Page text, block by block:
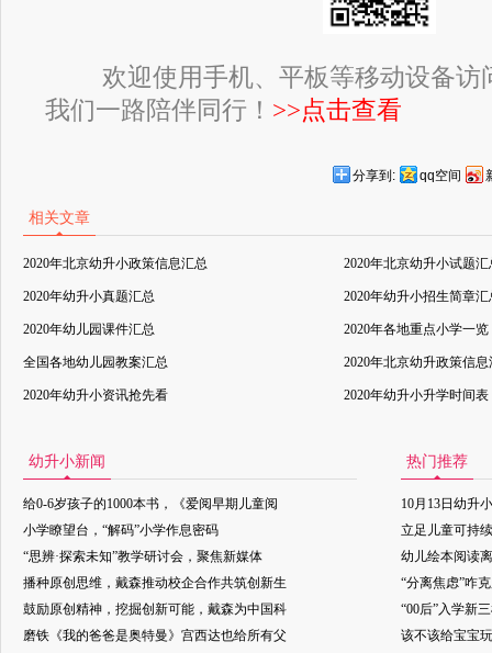
欢迎使用手机、平板等移动设备访
我们一路陪伴同行！ >>点击查看
分享到: qq空间
相关文章
2020年北京幼升小政策信息汇总 2020年北京幼升小试题汇
2020年幼升小真题汇总 2020年幼升小招生简章汇
2020年幼儿园课件汇总 2020年各地重点小学一览
全国各地幼儿园教案汇总 2020年北京幼升政策信息
2020年幼升小资讯抢先看 2020年幼升小升学时间表
幼升小新闻
给0-6岁孩子的1000本书，《爱阅早期儿童阅
小学瞭望台，“解码”小学作息密码
“思辨·探索未知”教学研讨会，聚焦新媒体
播种原创思维，戴森推动校企合作共筑创新生
鼓励原创精神，挖掘创新可能，戴森为中国科
磨铁《我的爸爸是奥特曼》宫西达也给所有父
热门推荐
10月13日幼升
立足儿童可持
幼儿绘本阅读
“分离焦虑”咋
“00后”入学新
该不该给宝宝